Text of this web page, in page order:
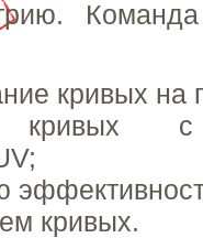
кривых на
кривых с
кривых.